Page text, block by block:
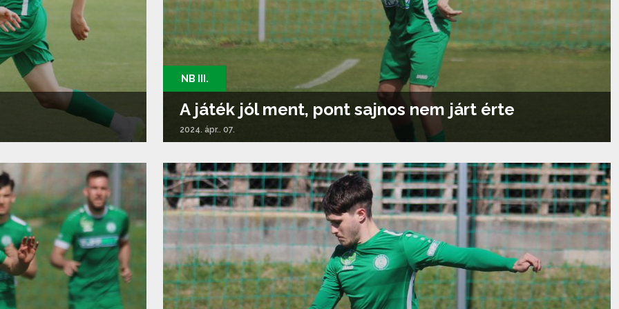
NB III.
A játék jól ment, pont sajnos nem járt érte
2024. ápr.. 07.